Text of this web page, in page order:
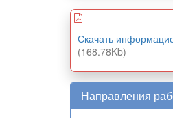
Скачать
(168.78Kb)
Направления